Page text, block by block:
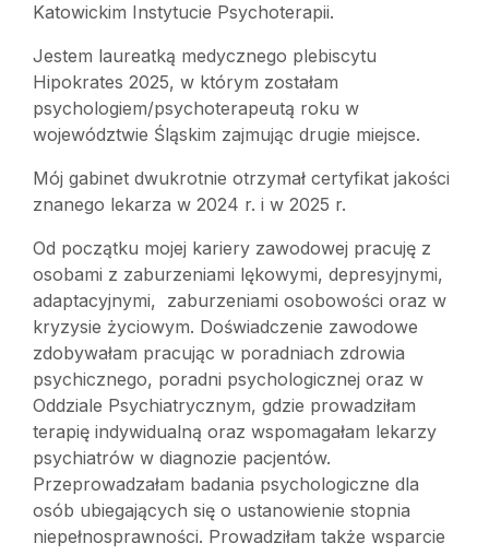
Katowickim Instytucie Psychoterapii.
Jestem laureatką medycznego plebiscytu
Hipokrates 2025, w którym zostałam
psychologiem/psychoterapeutą roku w
województwie Śląskim zajmując drugie miejsce.
Mój gabinet dwukrotnie otrzymał certyfikat jakości
znanego lekarza w 2024 r. i w 2025 r.
Od początku mojej kariery zawodowej pracuję z
osobami z zaburzeniami lękowymi, depresyjnymi,
adaptacyjnymi, zaburzeniami osobowości oraz w
kryzysie życiowym. Doświadczenie zawodowe
zdobywałam pracując w poradniach zdrowia
psychicznego, poradni psychologicznej oraz w
Oddziale Psychiatrycznym, gdzie prowadziłam
terapię indywidualną oraz wspomagałam lekarzy
psychiatrów w diagnozie pacjentów.
Przeprowadzałam badania psychologiczne dla
osób ubiegających się o ustanowienie stopnia
niepełnosprawności. Prowadziłam także wsparcie